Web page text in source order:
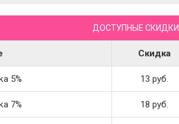
ДОСТУПНЫЕ СКИДКИ
Скидка
5% 13 руб.
7% 18 руб.